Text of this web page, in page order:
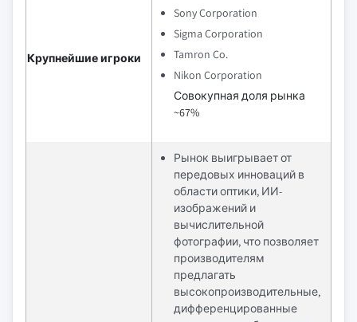
Крупнейшие игроки
Sony Corporation
Sigma Corporation
Tamron Co.
Nikon Corporation
Совокупная доля рынка
~67%
Рынок выигрывает от
передовых инноваций в
области оптики, ИИ-
изображений и
вычислительной
фотографии, что позволяет
производителям
предлагать
высокопроизводительные,
дифференцированные